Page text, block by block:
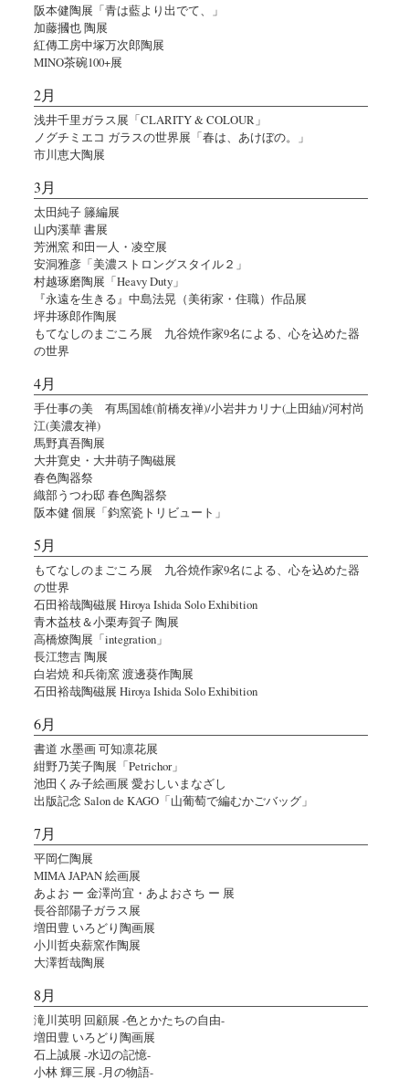
阪本健陶展「青は藍より出でて、」
加藤摑也 陶展
紅傳工房中塚万次郎陶展
MINO茶碗100+展
2月
浅井千里ガラス展「CLARITY & COLOUR」
ノグチミエコ ガラスの世界展「春は、あけぼの。」
市川恵大陶展
3月
太田純子 籐編展
山内溪華 書展
芳洲窯 和田一人・凌空展
安洞雅彦「美濃ストロングスタイル２」
村越琢磨陶展「Heavy Duty」
『永遠を生きる』中島法晃（美術家・住職）作品展
坪井琢郎作陶展
もてなしのまごころ展 九谷焼作家9名による、心を込めた器
の世界
4月
手仕事の美 有馬国雄(前橋友禅)/小岩井カリナ(上田紬)/河村尚
江(美濃友禅)
馬野真吾陶展
大井寛史・大井萌子陶磁展
春色陶器祭
織部うつわ邸 春色陶器祭
阪本健 個展「鈞窯瓷トリビュート」
5月
もてなしのまごころ展 九谷焼作家9名による、心を込めた器
の世界
石田裕哉陶磁展 Hiroya Ishida Solo Exhibition
青木益枝＆小栗寿賀子 陶展
高橋燎陶展「integration」
長江惣吉 陶展
白岩焼 和兵衛窯 渡邊葵作陶展
石田裕哉陶磁展 Hiroya Ishida Solo Exhibition
6月
書道 水墨画 可知凛花展
紺野乃芙子陶展「Petrichor」
池田くみ子絵画展 愛おしいまなざし
出版記念 Salon de KAGO「山葡萄で編むかごバッグ」
7月
平岡仁陶展
MIMA JAPAN 絵画展
あよお ー 金澤尚宜・あよおさち ー 展
長谷部陽子ガラス展
増田豊 いろどり陶画展
小川哲央薪窯作陶展
大澤哲哉陶展
8月
滝川英明 回顧展 -色とかたちの自由-
増田豊 いろどり陶画展
石上誠展 -水辺の記憶-
小林 輝三展 -月の物語-